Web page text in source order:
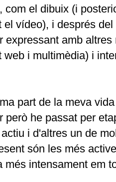
com el dibuix (i
el vídeo), i després
expressant amb
web i multimèdia) i
part de la meva
però he passat per
i d'altres un de
són les més
més intensament em